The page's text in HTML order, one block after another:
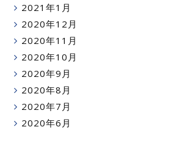
2021年1月
2020年12月
2020年11月
2020年10月
2020年9月
2020年8月
2020年7月
2020年6月